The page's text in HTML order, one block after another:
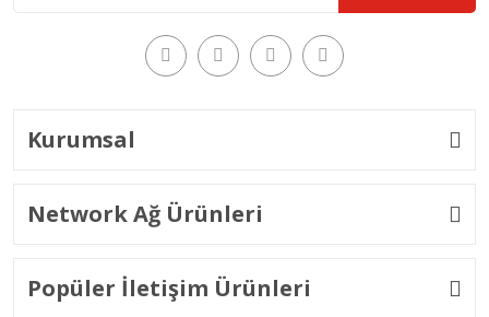
Kurumsal
Network Ağ Ürünleri
Popüler İletişim Ürünleri